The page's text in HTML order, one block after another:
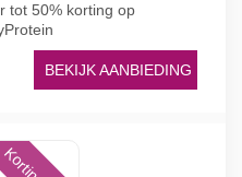
tot 50% korting op
BEKIJK AANBIEDING